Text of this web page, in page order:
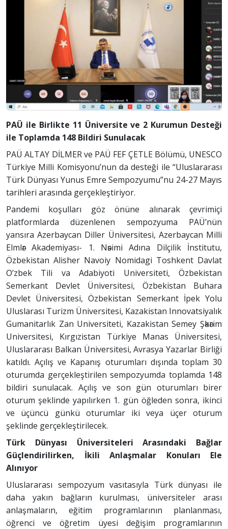
PAÜ ile Birlikte 11 Üniversite ve 2 Kurumun Desteği
ile Toplamda 148 Bildiri Sunulacak
PAÜ ALTAY DİLMER ve PAÜ FEF ÇETLE Bölümü, UNESCO
Türkiye Milli Komisyonu’nun da desteği ile “Uluslararası
Türk Dünyası Yunus Emre Sempozyumu”nu 24-27 Mayıs
tarihleri arasında gerçekleştiriyor.
Pandemi koşulları göz önüne alınarak çevrimiçi
platformlarda düzenlenen sempozyuma PAÜ’nün
yansıra Azerbaycan Diller Üniversitesi, Azerbaycan Milli
Elmlәr Akademiyası- 1. Nәsimi Adına Dilçilik İnstitutu,
Özbekistan Alisher Navoiy Nomidagi Toshkent Davlat
O’zbek Tili va Adabiyoti Universiteti, Özbekistan
Semerkant Devlet Üniversitesi, Özbekistan Buhara
Devlet Üniversitesi, Özbekistan Semerkant İpek Yolu
Uluslarası Turizm Üniversitesi, Kazakistan Innovatsiyalık
Gumanitarlık Zan Universiteti, Kazakistan Semey Şәkәrim
Universitesi, Kırgızistan Türkiye Manas Üniversitesi,
Uluslararası Balkan Üniversitesi, Avrasya Yazarlar Birliği
katıldı. Açılış ve Kapanış oturumları dışında toplam 30
oturumda gerçekleştirilen sempozyumda toplamda 148
bildiri sunulacak. Açılış ve son gün oturumları birer
oturum şeklinde yapılırken 1. gün öğleden sonra, ikinci
ve üçüncü günkü oturumlar iki veya üçer oturum
şeklinde gerçekleştirilecek.
Türk Dünyası Üniversiteleri Arasındaki Bağlar
Güçlendirilirken, İkili Anlaşmalar Konuları Ele
Alınıyor
Uluslararası sempozyum vasıtasıyla Türk dünyası ile
daha yakın bağların kurulması, üniversiteler arası
anlaşmaların, eğitim programlarının planlanması,
öğrenci ve öğretim üyesi değişim programlarının